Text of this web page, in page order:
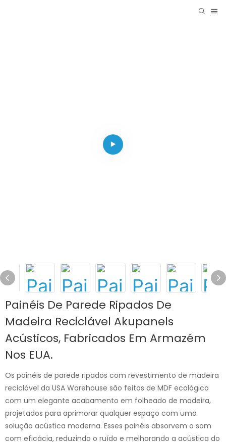
Painéis De Parede Ripados De
Madeira Reciclável Akupanels
Acústicos, Fabricados Em Armazém
Nos EUA.
Os painéis de parede ripados com revestimento de madeira
reciclável da USA Warehouse são feitos de MDF ecológico
com um elegante acabamento em folheado de madeira,
projetados para aprimorar qualquer espaço com uma
solução acústica moderna. Esses painéis absorvem o som
com eficácia, reduzindo o ruído e melhorando a acústica do